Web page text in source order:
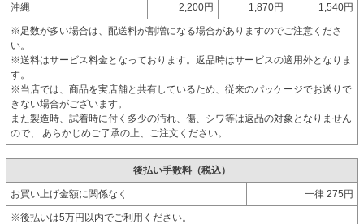
沖縄 2,200円 1,870円 1,540円
※足数が多い場合は、配送料が割増になる場合がありますのでご注意くださ
い。
※送料はサービス料金となっております。返品時はサービスの適用外となりま
す。
※当店では、商品を実店舗と共有しているため、従来のパッケージでお送りで
きない場合がございます。
また製造時、試着時に付く多少の汚れ、傷、シワ等は返品の対象となりません
ので、 あらかじめご了承の上、ご注文ください。
後払い手数料（税込）
お買い上げ金額に関係なく 一律 275円
※後払いは5万円以内でご利用ください。